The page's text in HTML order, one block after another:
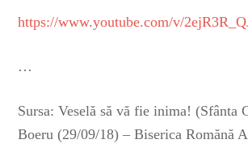
https://www.youtube.com/v/
…
Sursa: Veselă să vă fie inima! (Sfânta
Boeru (29/09/18) – Biserica Romănă